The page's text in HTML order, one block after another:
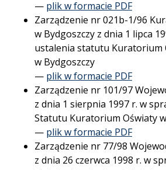
— plik w formacie PDF
Zarządzenie nr 021b-1/96
w Bydgoszczy z dnia 1 lipca
ustalenia statutu Kuratorium
w Bydgoszczy
— plik w formacie PDF
Zarządzenie nr 101/97
z dnia 1 sierpnia 1997 r. w
Statutu Kuratorium Oświaty
— plik w formacie PDF
Zarządzenie nr 77/98
z dnia 26 czerwca 1998 r. w